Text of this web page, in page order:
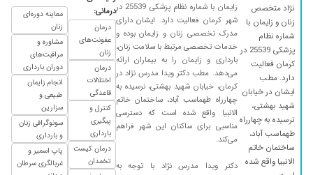
بسیار عالی هستن ۱۳۹۹/۰۷/۰۱
درهرزمینه ای عالی هستن ۱۳۹۹/۰۳/۲۴
دکتر بیار عالی ۱۴۰۰/۰۹/۱۵
بسیار عالی هستند ۱۳۹۹/۰۱/۰۹
کیست سونوگرافی ۱۳۹۸/۰۶/۱۱
من به علت missed abortion به ایشان مراجعه
کردم و توسط ایشان دارو تجویز شد. ایشان بسیار
۱۳۹۸/۰۸/۲۱
نژاد متخصص
زنان و زایمان با
شماره نظام
پزشکی 25539 در
کرمان فعالیت
دارد. مطب
ایشان در خیابان
شهید بهشتی،
نرسیده به چهارراه
طهماسب آباد،
ساختمان خاتم
الانبیا واقع شده
زایمان با شماره نظام پزشکی 25539 در
شهر کرمان فعالیت دارد. ایشان دارای
مدرک تخصصی زنان و زایمان بوده و
خدمات تخصصی مرتبط با سلامت زنان،
بارداری و زایمان را به بیماران ارائه
می‌دهد. مطب دکتر ویدا مدرس نژاد در
کرمان، خیابان شهید بهشتی، نرسیده به
چهارراه طهماسب آباد، ساختمان خاتم
الانبیا واقع شده است که دسترسی
مناسبی برای ساکنان این شهر فراهم
می‌کند.
دکتر ویدا مدرس نژاد با توجه به
درمانی:
درمان
عفونت‌های
زنان
درمان
اختلالات
قاعدگی
کنترل و
پیگیری
بارداری
درمان کیست
تخمدان
معاینه دوره‌ای
زنان
مشاوره و
مراقبت‌های
دوران بارداری
انجام زایمان
طبیعی و
سزارین
سونوگرافی زنان
و بارداری
پاپ اسمیر و
غربالگری سرطان